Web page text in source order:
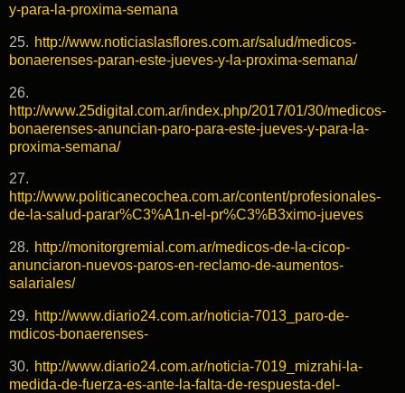
y-para-la-proxima-semana
25. http://www.noticiaslasflores.com.ar/salud/medicos-
bonaerenses-paran-este-jueves-y-la-proxima-semana/
26.
http://www.25digital.com.ar/index.php/2017/01/30/medicos-
bonaerenses-anuncian-paro-para-este-jueves-y-para-la-
proxima-semana/
27.
http://www.politicanecochea.com.ar/content/profesionales-
de-la-salud-parar%C3%A1n-el-pr%C3%B3ximo-jueves
28. http://monitorgremial.com.ar/medicos-de-la-cicop-
anunciaron-nuevos-paros-en-reclamo-de-aumentos-
salariales/
29. http://www.diario24.com.ar/noticia-7013_paro-de-
mdicos-bonaerenses-
30. http://www.diario24.com.ar/noticia-7019_mizrahi-la-
medida-de-fuerza-es-ante-la-falta-de-respuesta-del-